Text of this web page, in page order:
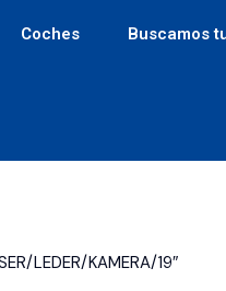
Coches Buscamos
LEDER/KAMERA/19″